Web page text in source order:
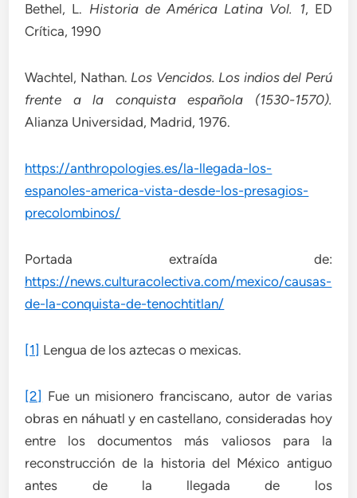
Bethel, L. Historia de América Latina Vol. 1, ED
Crítica, 1990
Wachtel, Nathan. Los Vencidos. Los indios del Perú
frente a la conquista española (1530-1570).
Alianza Universidad, Madrid, 1976.
https://anthropologies.es/la-llegada-los-
espanoles-america-vista-desde-los-presagios-
precolombinos/
Portada extraída de:
https://news.culturacolectiva.com/mexico/causas-
de-la-conquista-de-tenochtitlan/
[1] Lengua de los aztecas o mexicas.
[2] Fue un misionero franciscano, autor de varias
obras en náhuatl y en castellano, consideradas hoy
entre los documentos más valiosos para la
reconstrucción de la historia del México antiguo
antes de la llegada de los